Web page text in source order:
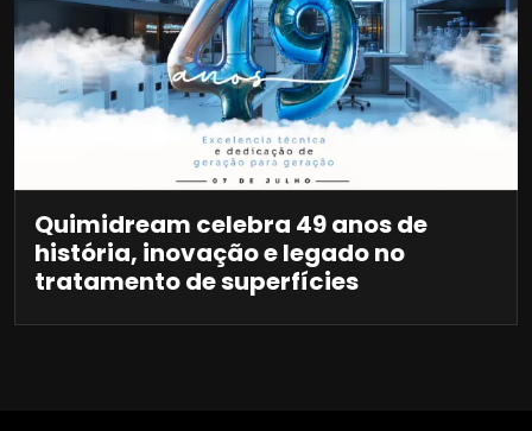
Quimidream celebra 49 anos de
história, inovação e legado no
tratamento de superfícies